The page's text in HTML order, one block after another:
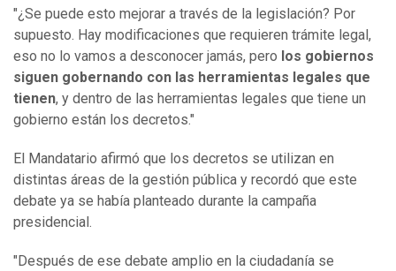
"¿Se puede esto mejorar a través de la legislación? Por
supuesto. Hay modificaciones que requieren trámite legal,
eso no lo vamos a desconocer jamás, pero los gobiernos
siguen gobernando con las herramientas legales que
tienen, y dentro de las herramientas legales que tiene un
gobierno están los decretos."
El Mandatario afirmó que los decretos se utilizan en
distintas áreas de la gestión pública y recordó que este
debate ya se había planteado durante la campaña
presidencial.
"Después de ese debate amplio en la ciudadanía se